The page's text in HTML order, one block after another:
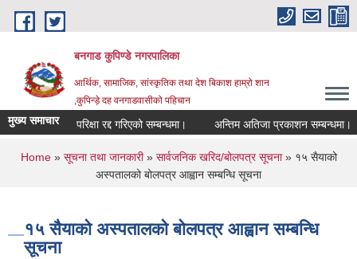
Skip to main content
बनगाड कुपिण्डे नगरपालिका
आर्थिक, सामाजिक, सांस्कृतिक तथा देश बिकाश हाम्रो शान
,कुपिन्ड़े दह वनगाडवासीको पहिचान
मुख्य समाचारपरिक्षा रद्द गरिएको सम्बन्धमा। अन्तिम अतिजा प्रकाशन सम्बन्धमा।
You are here
Home» सूचना तथा जानकारी» सार्वजनिक खरिद/बोलपत्र सूचना» १५ सैयाको
अस्पतालको बोलपत्र आह्वान सम्बन्धि सूचना
१५ सैयाको अस्पतालको बोलपत्र आह्वान सम्बन्धि
सूचना